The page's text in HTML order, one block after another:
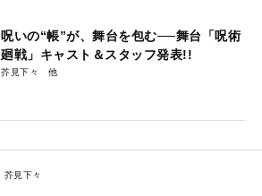
呪いの“帳”が、舞台を包む──舞台「呪術
廻戦」キャスト＆スタッフ発表!!
芥見下々
芥見下々